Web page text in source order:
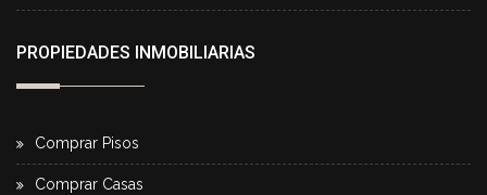
PROPIEDADES INMOBILIARIAS
Comprar Pisos
Comprar Casas